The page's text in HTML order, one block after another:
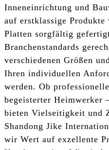
Inneneinrichtung und
auf erstklassige Produkte
Platten sorgfältig
Branchenstandards
verschiedenen Größen
Ihren individuellen
werden. Ob
begeisterter Heimwerker
bieten Vielseitigkeit und
Shandong Jike
wir Wert auf exzellente